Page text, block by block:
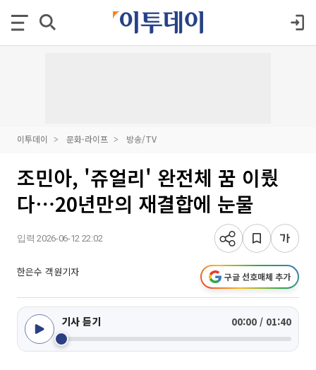
이투데이 문화·라이프 방송/TV
조민아, '쥬얼리' 완전체 꿈 이뤘
다⋯20년만의 재결합에 눈물
입력 2026-06-12 22:02
한은수 객원기자 구글 선호매체 추가
기사 듣기 00:00 / 01:40